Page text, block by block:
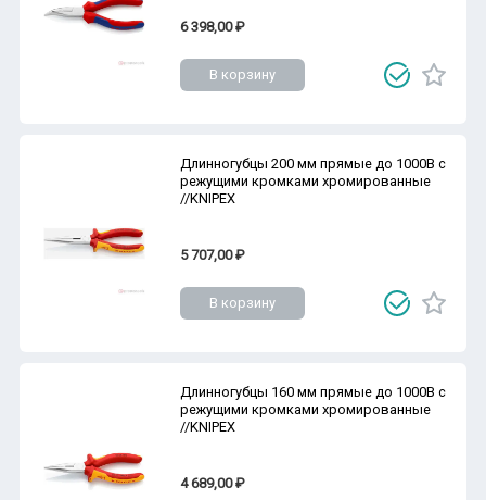
6 398,00 ₽
В корзину
Длинногубцы 200 мм прямые до 1000В с
режущими кромками хромированные
//KNIPEX
5 707,00 ₽
В корзину
Длинногубцы 160 мм прямые до 1000В с
режущими кромками хромированные
//KNIPEX
4 689,00 ₽